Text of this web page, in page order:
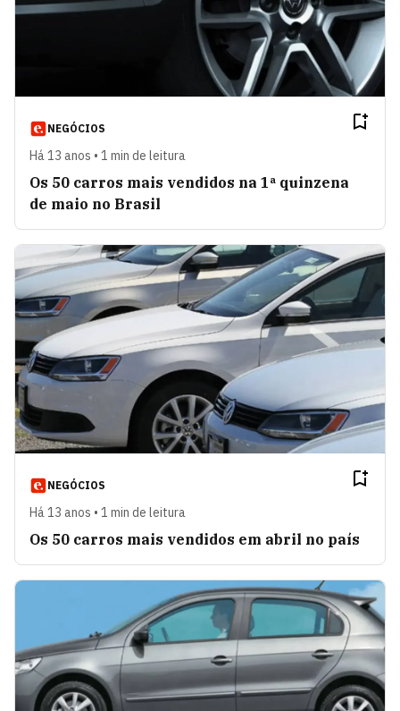
NEGÓCIOS
Há 13 anos • 1 min de leitura
Os 50 carros mais vendidos na 1ª quinzena
de maio no Brasil
NEGÓCIOS
Há 13 anos • 1 min de leitura
Os 50 carros mais vendidos em abril no país